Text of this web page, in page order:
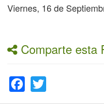
Viernes, 16 de
Comparte esta
Facebook